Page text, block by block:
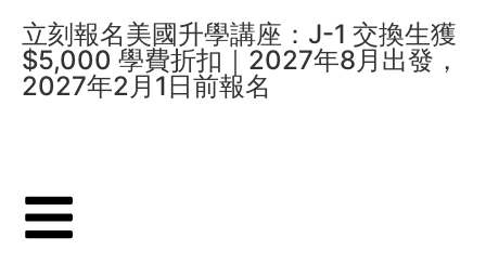
立刻報名美國升學講座：J-1 交換生獲
$5,000 學費折扣｜2027年8月出發，
2027年2月1日前報名